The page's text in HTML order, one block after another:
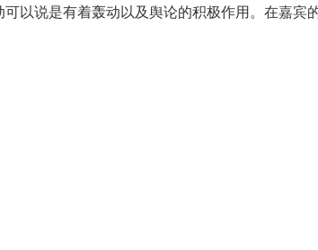
以说是有着轰动以及舆论的积极作用。在嘉宾